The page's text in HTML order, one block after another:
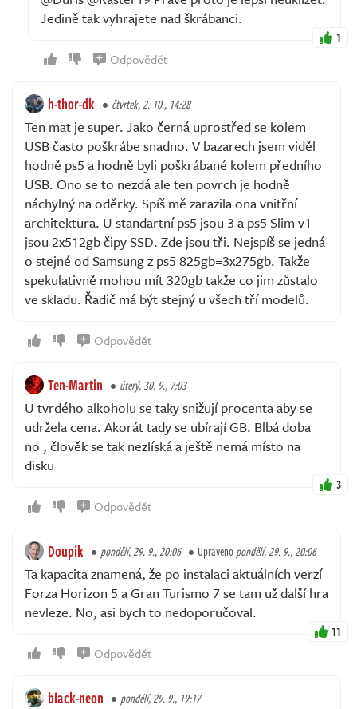
Jedině tak vyhrajete nad škrábanci.
1
Odpovědět
h-thor-dk čtvrtek, 2. 10., 14:28
Ten mat je super. Jako černá uprostřed se kolem
USB často poškrábe snadno. V bazarech jsem viděl
hodně ps5 a hodně byli poškrábané kolem předního
USB. Ono se to nezdá ale ten povrch je hodně
náchylný na oděrky. Spíš mě zarazila ona vnitřní
architektura. U standartní ps5 jsou 3 a ps5 Slim v1
jsou 2x512gb čipy SSD. Zde jsou tři. Nejspíš se jedná
o stejné od Samsung z ps5 825gb=3x275gb. Takže
spekulativně mohou mít 320gb takže co jim zůstalo
ve skladu. Řadič má být stejný u všech tří modelů.
Odpovědět
Ten-Martin úterý, 30. 9., 7:03
U tvrdého alkoholu se taky snižují procenta aby se
udržela cena. Akorát tady se ubírají GB. Blbá doba
no , člověk se tak nezlíská a ještě nemá místo na
disku
3
Odpovědět
Doupik pondělí, 29. 9., 20:06 Upravenopondělí, 29. 9., 20:06
Ta kapacita znamená, že po instalaci aktuálních verzí
Forza Horizon 5 a Gran Turismo 7 se tam už další hra
nevleze. No, asi bych to nedoporučoval.
11
Odpovědět
black-neon pondělí, 29. 9., 19:17